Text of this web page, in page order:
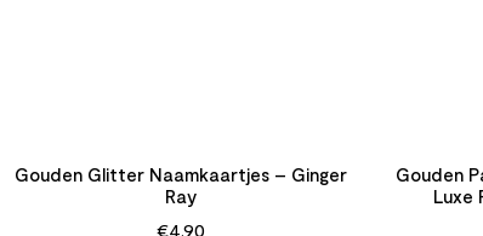
Gouden Glitter Naamkaartjes – Ginger
Ray
€4.90
Gouden
Luxe